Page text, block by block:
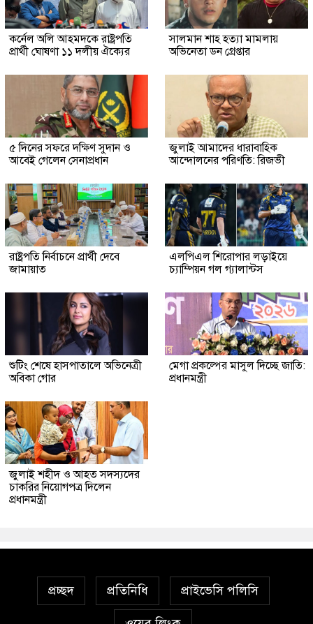
কর্নেল অলি আহমদকে রাষ্ট্রপতি
প্রার্থী ঘোষণা ১১ দলীয় ঐক্যের
সালমান শাহ হত্যা মামলায়
অভিনেতা ডন গ্রেপ্তার
৫ দিনের সফরে দক্ষিণ সুদান ও
আবেই গেলেন সেনাপ্রধান
জুলাই আমাদের ধারাবাহিক
আন্দোলনের পরিণতি: রিজভী
রাষ্ট্রপতি নির্বাচনে প্রার্থী দেবে
জামায়াত
এলপিএল শিরোপার লড়াইয়ে
চ্যাম্পিয়ন গল গ্যালান্টস
শুটিং শেষে হাসপাতালে অভিনেত্রী
অবিকা গোর
মেগা প্রকল্পের মাসুল দিচ্ছে জাতি:
প্রধানমন্ত্রী
জুলাই শহীদ ও আহত সদস্যদের
চাকরির নিয়োগপত্র দিলেন
প্রধানমন্ত্রী
প্রচ্ছদ প্রতিনিধি প্রাইভেসি পলিসি